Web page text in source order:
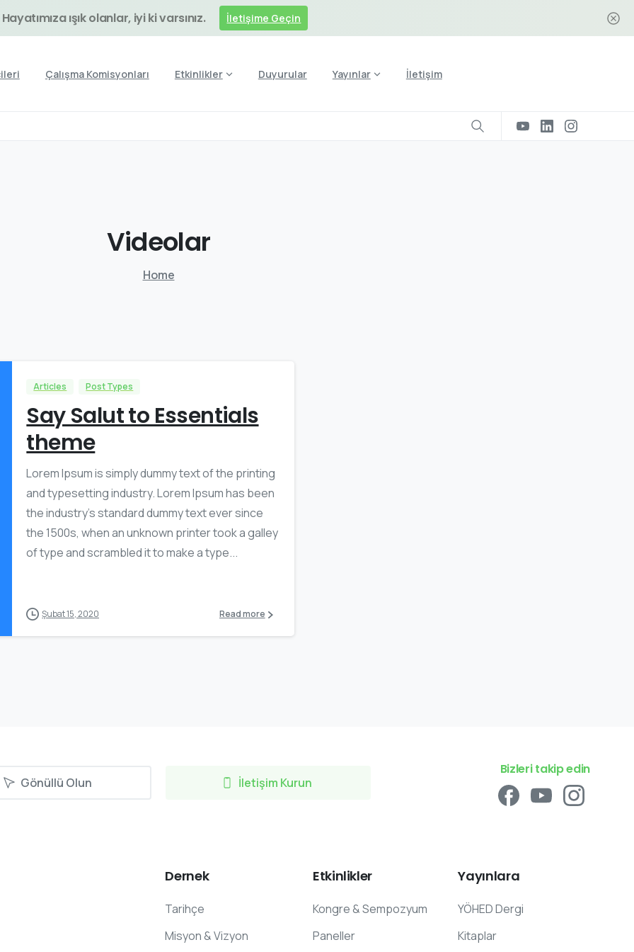
Hayatımıza ışık olanlar, iyi ki varsınız. İletişime Geçin
Çalışma Komisyonları Etkinlikler Duyurular Yayınlar İletişim
Videolar
Home
Articles Post Types
Say Salut to Essentials
theme
Lorem Ipsum is simply dummy text of the printing
and typesetting industry. Lorem Ipsum has been
the industry’s standard dummy text ever since
the 1500s, when an unknown printer took a galley
of type and scrambled it to make a type...
Şubat 15, 2020 Read more
Gönüllü Olun İletişim Kurun
Bizleri takip edin
Dernek
Tarihçe
Misyon & Vizyon
Etkinlikler
Kongre & Sempozyum
Paneller
Yayınlara
YÖHED Dergi
Kitaplar